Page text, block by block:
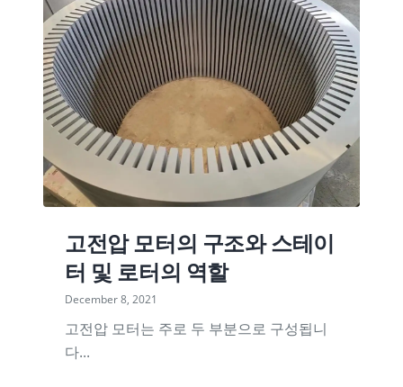
고전압 모터의 구조와 스테이
터 및 로터의 역할
December 8, 2021
고전압 모터는 주로 두 부분으로 구성됩니
다...